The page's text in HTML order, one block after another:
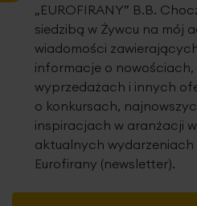
„EUROFIRANY” B.B.
siedzibą w Żywcu na mój
wiadomości
informacje o
wyprzedażach i innych
o konkursach,
inspiracjach w aranżacji
aktualnych
Eurofirany (newsletter).